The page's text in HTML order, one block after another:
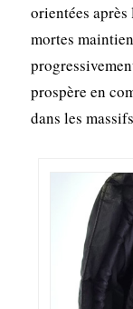
orientées
mortes
prospère en
dans les